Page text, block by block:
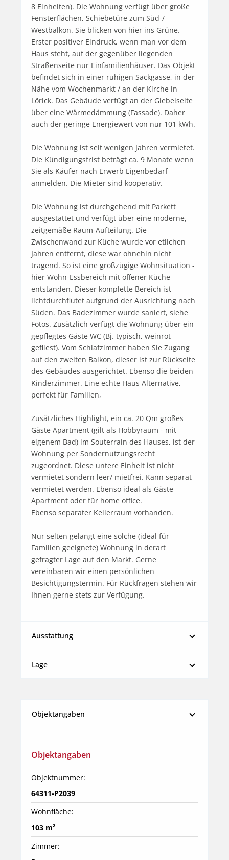
8 Einheiten). Die Wohnung verfügt über große
Fensterflächen, Schiebetüre zum Süd-/
Westbalkon. Sie blicken von hier ins Grüne.
Erster positiver Eindruck, wenn man vor dem
Haus steht, auf der gegenüber liegenden
Straßenseite nur Einfamilienhäuser. Das Objekt
befindet sich in einer ruhigen Sackgasse, in der
Nähe vom Wochenmarkt / an der Kirche in
Lörick. Das Gebäude verfügt an der Giebelseite
über eine Wärmedämmung (Fassade). Daher
auch der geringe Energiewert von nur 101 kWh.
Die Wohnung ist seit wenigen Jahren vermietet.
Die Kündigungsfrist beträgt ca. 9 Monate wenn
Sie als Käufer nach Erwerb Eigenbedarf
anmelden. Die Mieter sind kooperativ.
Die Wohnung ist durchgehend mit Parkett
ausgestattet und verfügt über eine moderne,
zeitgemäße Raum-Aufteilung. Die
Zwischenwand zur Küche wurde vor etlichen
Jahren entfernt, diese war ohnehin nicht
tragend. So ist eine großzügige Wohnsituation -
hier Wohn-Essbereich mit offener Küche
entstanden. Dieser komplette Bereich ist
lichtdurchflutet aufgrund der Ausrichtung nach
Süden. Das Badezimmer wurde saniert, siehe
Fotos. Zusätzlich verfügt die Wohnung über ein
gepflegtes Gäste WC (Bj. typisch, weinrot
gefliest). Vom Schlafzimmer haben Sie Zugang
auf den zweiten Balkon, dieser ist zur Rückseite
des Gebäudes ausgerichtet. Ebenso die beiden
Kinderzimmer. Eine echte Haus Alternative,
perfekt für Familien,
Zusätzliches Highlight, ein ca. 20 Qm großes
Gäste Apartment (gilt als Hobbyraum - mit
eigenem Bad) im Souterrain des Hauses, ist der
Wohnung per Sondernutzungsrecht
zugeordnet. Diese untere Einheit ist nicht
vermietet sondern leer/ mietfrei. Kann separat
vermietet werden. Ebenso ideal als Gäste
Apartment oder für home office.
Ebenso separater Kellerraum vorhanden.
Nur selten gelangt eine solche (ideal für
Familien geeignete) Wohnung in derart
gefragter Lage auf den Markt. Gerne
vereinbaren wir einen persönlichen
Besichtigungstermin. Für Rückfragen stehen wir
Ihnen gerne stets zur Verfügung.
Ausstattung
Lage
Objektangaben
Objektangaben
Objektnummer:
64311-P2039
Wohnfläche:
103 m²
Zimmer: